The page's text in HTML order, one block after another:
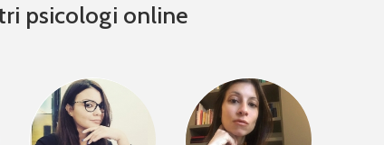
psicologi online